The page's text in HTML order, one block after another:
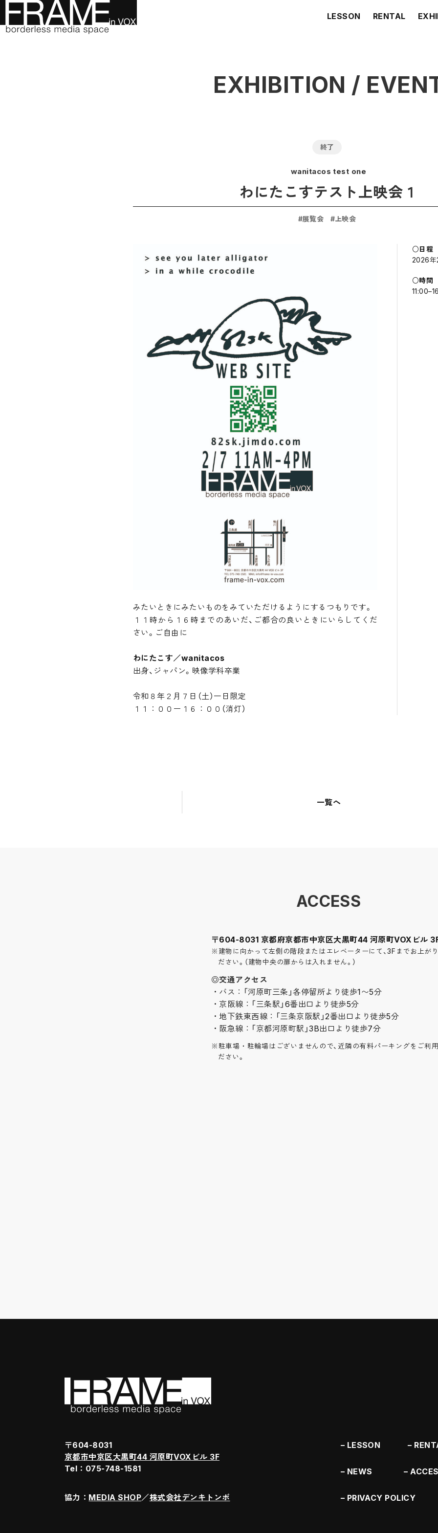
LESSON RENTAL
EXHIBITION /
終了
wanitacos test one
わにたこすテスト上映会１
展覧会 上映会
みたいときにみたいものをみていただけるようにするつもりです。
１１時から１６時までのあいだ、ご都合の良いときにいらしてくだ
さい。ご自由に
わにたこす／wanitacos
出身、ジャパン。映像学科卒業
令和８年２月７日（土）一日限定
１１：００ー１６：００（消灯）
日程
2026年
時間
一覧へ
ACCESS
〒604-8031 京都府京都市中京区大黒町44 河原町VOXビル
※建物に向かって左側の階段またはエレベーターにて、3Fまでお上が
ださい。（建物中央の扉からは入れません。）
◎交通アクセス
バス：「河原町三条」各停留所より徒歩1〜5分
京阪線：「三条駅」6番出口より徒歩5分
地下鉄東西線：「三条京阪駅」2番出口より徒歩5分
阪急線：「京都河原町駅」3B出口より徒歩7分
※駐車場・駐輪場はございませんので、近隣の有料パーキングをご利
ださい。
〒604-8031
京都市中京区大黒町44 河原町VOXビル 3F
Tel：075-748-1581
協力： MEDIA SHOP／株式会社デンキトンボ
LESSON
NEWS
PRIVACY POLICY